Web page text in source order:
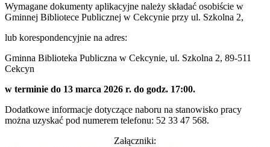
Wymagane dokumenty aplikacyjne należy składać osobiście w
Gminnej Bibliotece Publicznej w Cekcynie przy ul. Szkolna 2,
lub korespondencyjnie na adres:
Gminna Biblioteka Publiczna w Cekcynie, ul. Szkolna 2, 89-511
Cekcyn
w terminie do 13 marca 2026 r. do godz. 17:00.
Dodatkowe informacje dotyczące naboru na stanowisko pracy
można uzyskać pod numerem telefonu: 52 33 47 568.
Załączniki: